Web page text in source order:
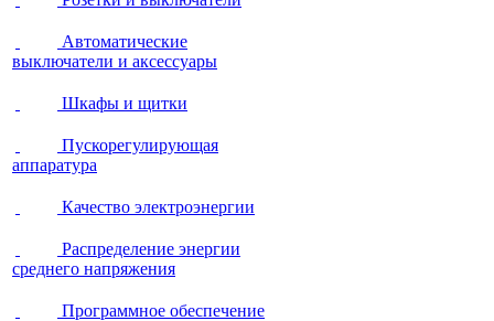
Автоматические
выключатели и аксессуары
Шкафы и щитки
Пускорегулирующая
аппаратура
Качество электроэнергии
Распределение энергии
среднего напряжения
Программное обеспечение